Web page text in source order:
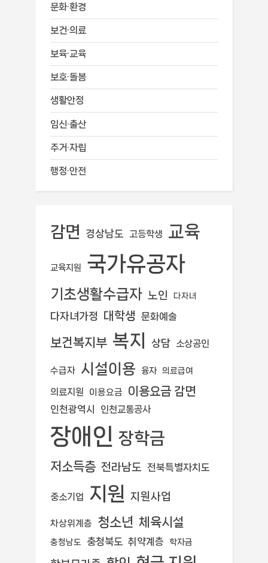
문화·환경
보건·의료
보육·교육
보호·돌봄
생활안정
임신·출산
주거·자립
행정·안전
감면 경상남도 고등학생 교육
교육지원 국가유공자
기초생활수급자 노인 다자녀
다자녀가정 대학생 문화예술
보건복지부 복지 상담 소상공인
수급자 시설이용 융자 의료급여
의료지원 이용요금 이용요금 감면
인천광역시 인천교통공사
장애인 장학금
저소득층 전라남도 전북특별자치도
중소기업 지원 지원사업
차상위계층 청소년 체육시설
충청남도 충청북도 취약계층 학자금